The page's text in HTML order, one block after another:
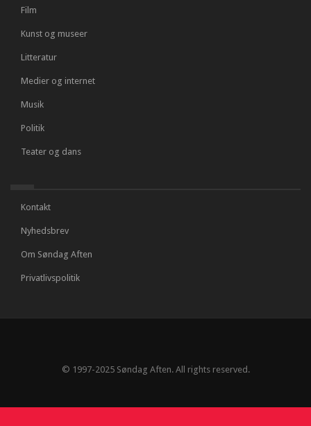
Film
Kunst og museer
Litteratur
Medier og internet
Musik
Politik
Teater og dans
Kontakt
Nyhedsbrev
Om Søndag Aften
Privatlivspolitik
© 1997-2025 Søndag Aften. All rights reserved.